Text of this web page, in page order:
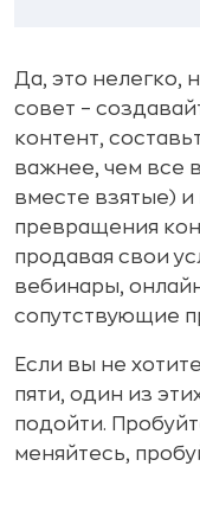
Да, это нелегко,
совет –
контент,
важнее, чем все
вместе взятые)
превращения
продавая свои
вебинары,
сопутствующие
Если вы не
пяти, один из
подойти.
меняйтесь,